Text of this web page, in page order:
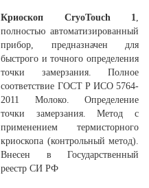
Криоскоп CryoTouch 1,
полностью автоматизированный
прибор, предназначен для
быстрого и точного определения
точки замерзания. Полное
соответствие ГОСТ Р ИСО 5764-
2011 Молоко. Определение
точки замерзания. Метод с
применением термисторного
криоскопа (контрольный метод).
Внесен в Государственный
реестр СИ РФ